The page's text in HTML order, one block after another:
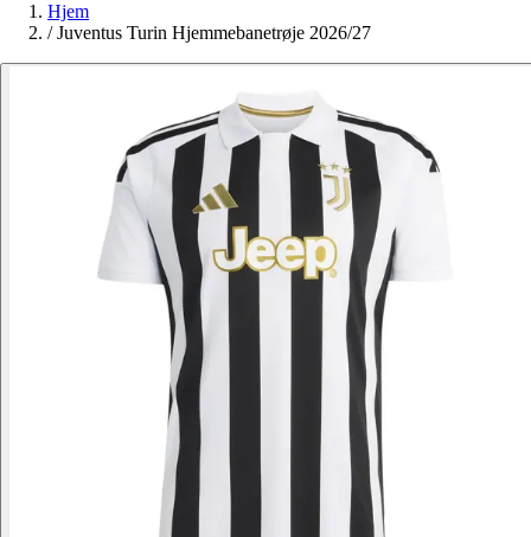
Hjem
/ Juventus Turin Hjemmebanetrøje 2026/27